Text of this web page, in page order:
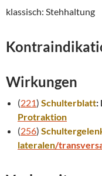
klassisch: Stehhaltung
Wirkungen
(221) Schulterblatt:
Protraktion
(256)
lateralen/